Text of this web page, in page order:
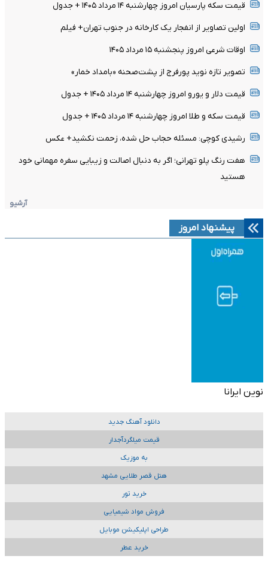
قیمت سکه پارسیان امروز چهارشنبه ۱۴ مرداد ۱۴۰۵ + جدول
اولین تصاویر از انفجار یک کارخانه در جنوب تهران+ فیلم
اوقات شرعی امروز پنجشنبه ۱۵ مرداد ۱۴۰۵
تصویر تازه نوید پورفرج از پشت‌صحنه «بامداد خمار»
قیمت دلار و یورو امروز چهارشنبه ۱۴ مرداد ۱۴۰۵ + جدول
قیمت سکه و طلا امروز چهارشنبه ۱۴ مرداد ۱۴۰۵ + جدول
رشیدی کوچی: مسئله حجاب حل شده، زحمت نکشید+ عکس
هفت رنگ پلو تهرانی؛ اگر به دنبال اصالت و زیبایی سفره مهمانی خود
هستید
آرشیو
پیشنهاد امروز
نوین ایرانا
دانلود آهنگ جدید
قیمت میلگردآجدار
به موزیک
هتل قصر طلایی مشهد
خرید تور
فروش مواد شیمیایی
طراحی اپلیکیشن موبایل
خرید عطر